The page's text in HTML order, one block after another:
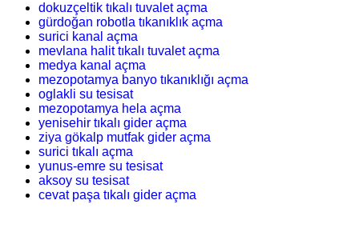
dokuzçeltik tıkalı tuvalet açma
gürdoğan robotla tıkanıklık açma
surici kanal açma
mevlana halit tıkalı tuvalet açma
medya kanal açma
mezopotamya banyo tıkanıklığı açma
oglakli su tesisat
mezopotamya hela açma
yenisehir tıkalı gider açma
ziya gökalp mutfak gider açma
surici tıkalı açma
yunus-emre su tesisat
aksoy su tesisat
cevat paşa tıkalı gider açma